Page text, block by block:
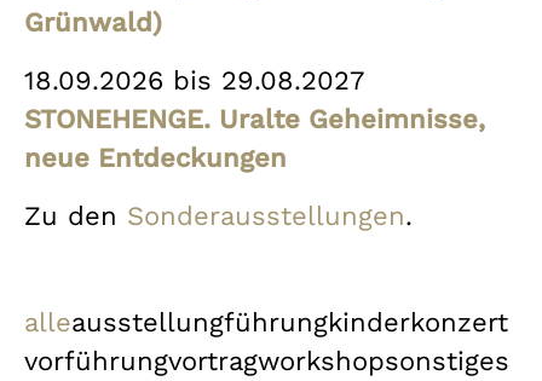
Grünwald)
18.09.2026 bis 29.08.2027
STONEHENGE. Uralte Geheimnisse,
neue Entdeckungen
Zu den Sonderausstellungen.
alleausstellungführungkinderkonzert
vorführungvortragworkshopsonstiges